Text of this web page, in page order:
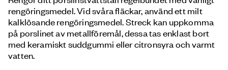
rengöringsmedel. Vid svåra fläckar, använd ett milt
kalklösande rengöringsmedel. Streck kan uppkomma
på porslinet av metallföremål, dessa tas enklast bort
med keramiskt suddgummi eller citronsyra och varmt
vatten.